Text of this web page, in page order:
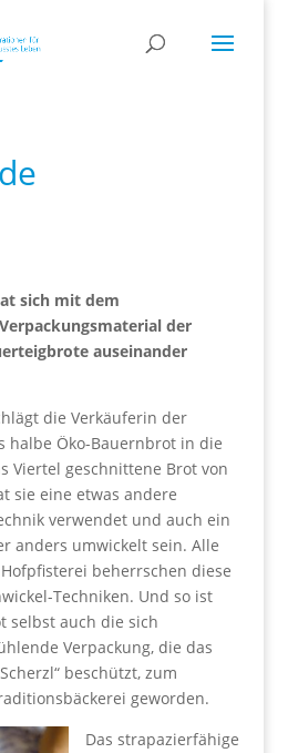
sich mit dem
der
auseinander
die Verkäuferin der
halbe Öko-Bauernbrot in die
Viertel geschnittene Brot von
sie eine etwas andere
verwendet und auch ein
anders umwickelt sein. Alle
beherrschen diese
Techniken. Und so ist
selbst auch die sich
Verpackung, die das
beschützt, zum
geworden.
Das strapazierfähige